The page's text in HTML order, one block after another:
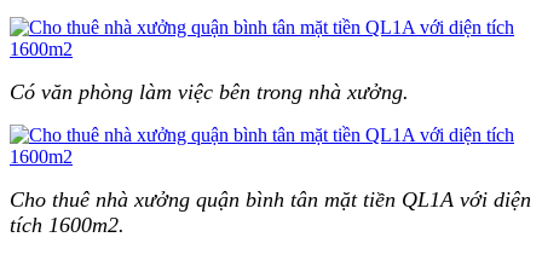
Có văn phòng làm việc bên trong nhà xưởng.
Cho thuê nhà xưởng quận bình tân mặt tiền QL1A với diện
tích 1600m2.